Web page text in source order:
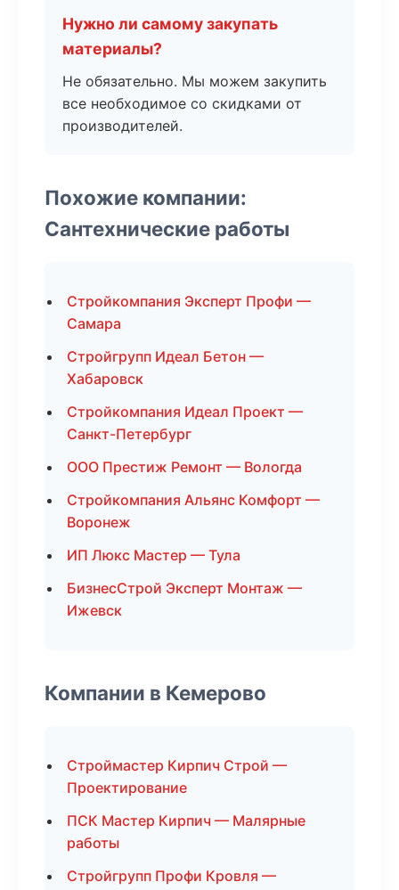
Нужно ли самому закупать
материалы?
Не обязательно. Мы можем закупить
все необходимое со скидками от
производителей.
Похожие компании:
Сантехнические работы
Стройкомпания Эксперт Профи —
Самара
Стройгрупп Идеал Бетон —
Хабаровск
Стройкомпания Идеал Проект —
Санкт-Петербург
ООО Престиж Ремонт — Вологда
Стройкомпания Альянс Комфорт —
Воронеж
ИП Люкс Мастер — Тула
БизнесСтрой Эксперт Монтаж —
Ижевск
Компании в Кемерово
Строймастер Кирпич Строй —
Проектирование
ПСК Мастер Кирпич — Малярные
работы
Стройгрупп Профи Кровля —